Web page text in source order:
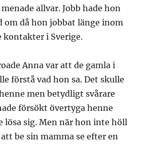
allvar. Jobb hade hon
om då hon jobbat länge inom
kontakter i Sverige.
Anna var att de gamla i
förstå vad hon sa. Det skulle
men betydligt svårare
försökt övertyga henne
lösa sig. Men när hon inte höll
be sin mamma se efter en